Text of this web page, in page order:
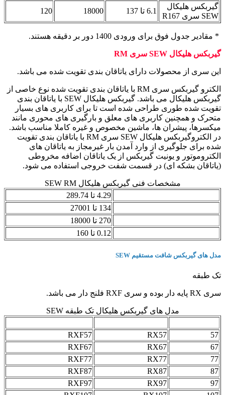
گیربکس هلیکال
SEW سری R167
6.1 تا 137 18000
120
* مقادیر جدول فوق برای ورودی 1400 دور بر دقیقه هستند.
گیربکس هلیکال SEW سری RM
این سری از محصولات دارای یاتاقان بندی تقویت شده می باشد.
الکترو گیربکس سری RM با یاتاقان بندی تقویت شده نوع خاصی از
گیربکس هلیکال می باشد. گیربکس هلیکال SEW با یاتاقان بندی
تقویت شده طوری طراحی شده است تا برای کاربری های بسیار
متحرک و همچنین کاربری های معلق و بارگیری های محوری مانند
میکسرها، پیشران ها، ماشین مخصوص و غیره کاملا مناسب باشد.
در الکتروگیربکس هلیکال SEW سری RM با یاتاقان بندی تقویت
شده برای جلوگیری از وارد آمدن بار غیرمجاز به یاتاقان های
الکتروموتور و یونیت گیربکس از یک یاتاقان اضافه مخروطی
(یاتاقان بشکه ای) در قسمت شفت خروجی استفاده می شود.
مشخصات فنی گیربکس هلیکال SEW RM
4.29 تا 289.74
134 تا 27001
270 تا 18000
0.12 تا 160
مدل های گیربکس شافت مستقیم SEW
تک طبقه
سری RX پایه دار بوده و سری RXF فلنج دار می باشد.
مدل های گیربکس هلیکال تک طبقه SEW
57
RX57
RXF57
67
RX67
RXF67
77
RX77
RXF77
87
RX87
RXF87
97
RX97
RXF97